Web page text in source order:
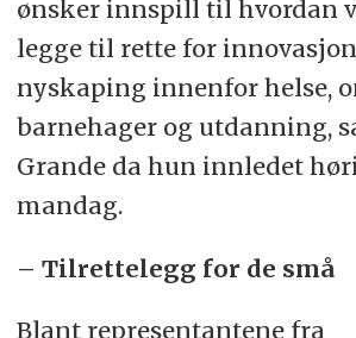
ønsker innspill til hvordan
legge til rette for
nyskaping innenfor helse,
barnehager og utdanning,
Grande da hun innledet
mandag.
– Tilrettelegg for de små
Blant representantene fra